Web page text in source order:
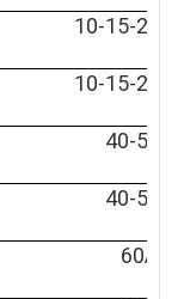
10-15-20-
10-15-20-
40-50A
40-50A
60A